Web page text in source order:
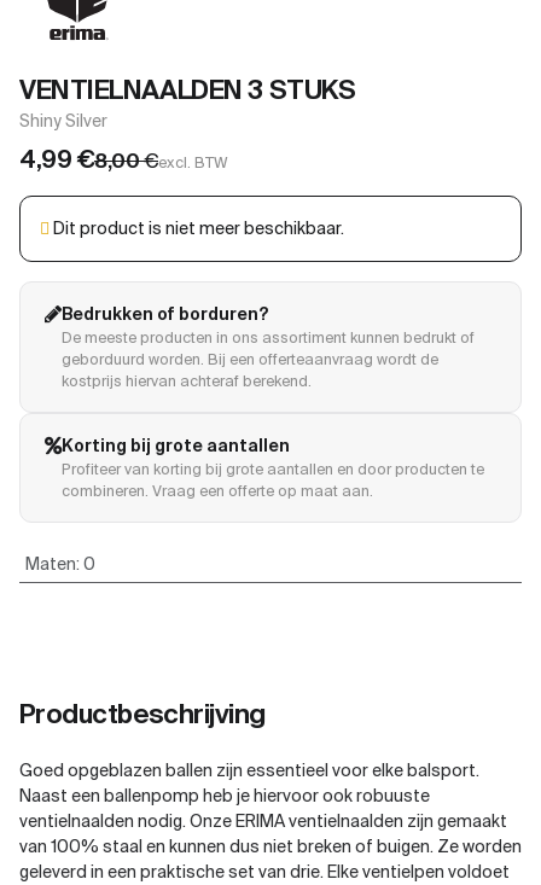
VENTIELNAALDEN 3 STUKS
Shiny Silver
4,99€8,00€excl. BTW
Dit product is niet meer beschikbaar.
Bedrukken of borduren?
De meeste producten in ons assortiment kunnen bedrukt of
geborduurd worden. Bij een offerteaanvraag wordt de
kostprijs hiervan achteraf berekend.
Korting bij grote aantallen
Profiteer van korting bij grote aantallen en door producten te
combineren. Vraag een offerte op maat aan.
Maten: 0
Productbeschrijving
Goed opgeblazen ballen zijn essentieel voor elke balsport.
Naast een ballenpomp heb je hiervoor ook robuuste
ventielnaalden nodig. Onze ERIMA ventielnaalden zijn gemaakt
van 100% staal en kunnen dus niet breken of buigen. Ze worden
geleverd in een praktische set van drie. Elke ventielpen voldoet